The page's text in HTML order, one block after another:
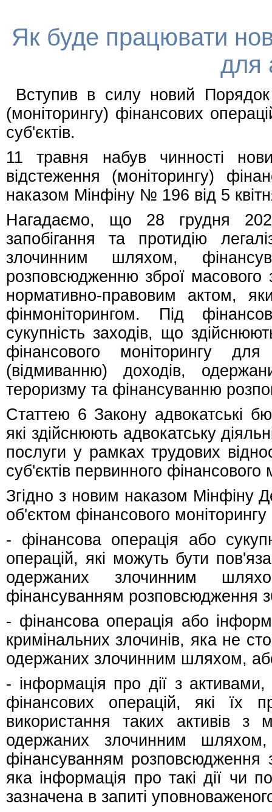
Як буде працювати
для
Вступив в силу новий
(моніторингу) фінансових
суб'єктів.
11 травня набув чинності
відстеження (моніторингу)
наказом Мінфіну № 196 від 5
Нагадаємо, що 28 грудня
запобігання та протидію
злочинним шляхом,
розповсюдженню зброї
нормативно-правовим актом,
фінмоніторингом. Під
сукупність заходів, що
фінансового моніторингу для
(відмиванню) доходів,
тероризму та фінансуванню
Статтею 6 Закону адвокатські
які здійснюють адвокатську
послуги у рамках трудових
суб'єктів первинного фінансового
Згідно з новим наказом Мінфіну
об'єктом фінансового моніторингу
- фінансова операція або
операцій, які можуть бути
одержаних злочинним
фінансуванням розповсюдження
- фінансова операція або
кримінальних злочинів, яка не
одержаних злочинним шляхом,
- інформація про дії з
фінансових операцій, які їх
використання таких активів з
одержаних злочинним
фінансуванням розповсюдження
яка інформація про такі дії чи
зазначена в запиті